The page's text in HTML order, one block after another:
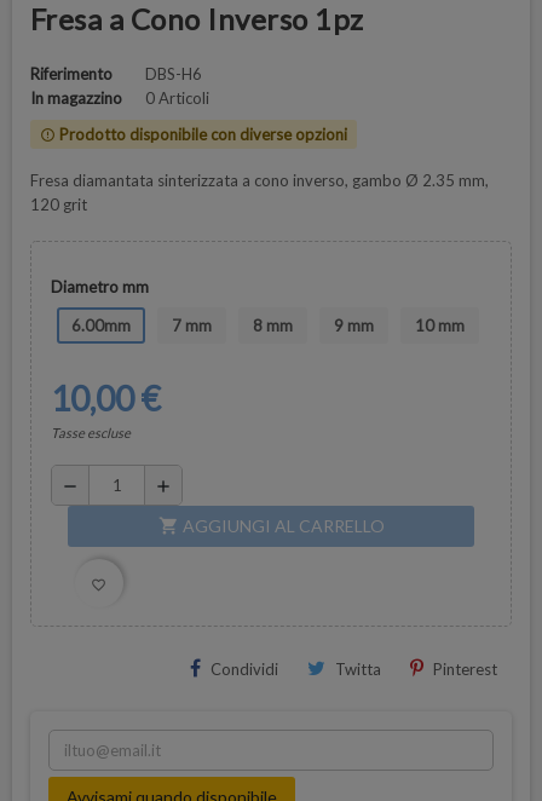
Fresa a Cono Inverso 1pz
Riferimento
DBS-H6
In magazzino
0 Articoli
error_outline Prodotto disponibile con diverse opzioni
Fresa diamantata sinterizzata a cono inverso, gambo Ø 2.35 mm,
120 grit
Diametro mm
6.00mm
7 mm 8 mm 9 mm 10 mm
10,00 €
Tasse escluse
remove add
shopping_cart AGGIUNGI AL CARRELLO
favorite_border
Condividi Twitta Pinterest
Avvisami quando disponibile